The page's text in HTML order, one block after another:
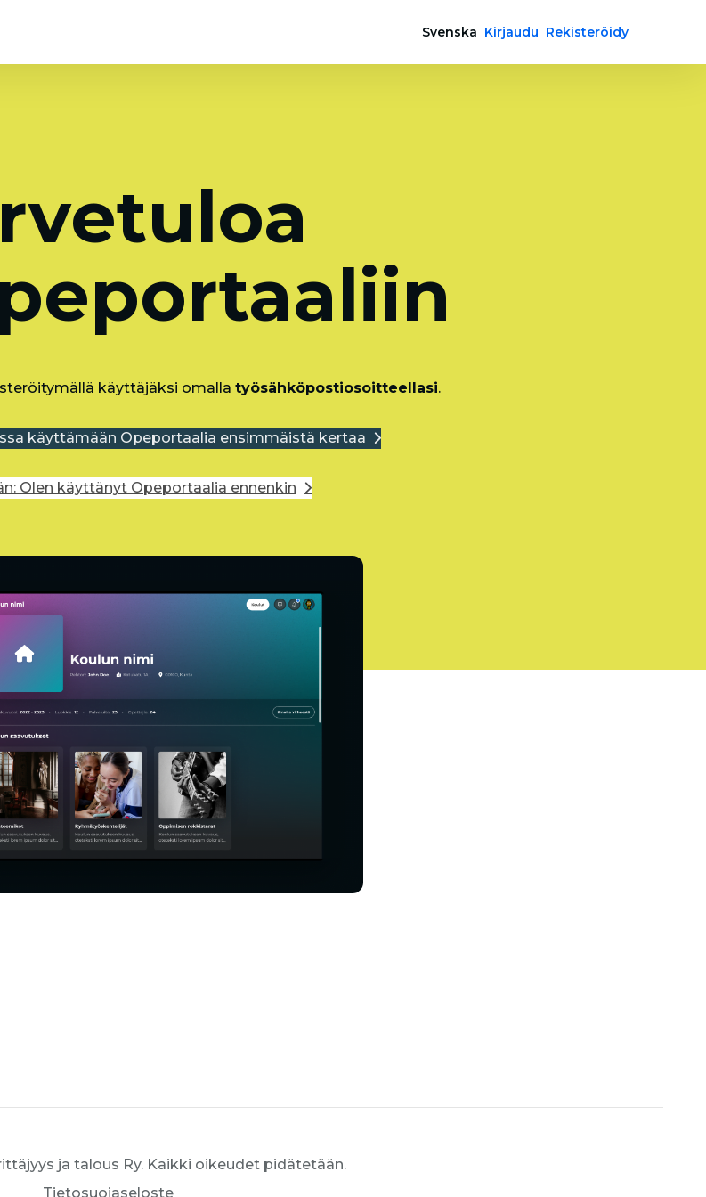
Svenska Kirjaudu Rekisteröidy
käyttäjäksi omalla työsähköpostiosoitteellasi.
käyttämään Opeportaalia ensimmäistä kertaa
Olen käyttänyt Opeportaalia ennenkin
ja talous Ry. Kaikki oikeudet pidätetään.
Tietosuojaseloste